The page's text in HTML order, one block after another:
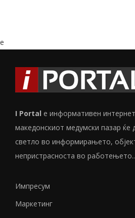
e
I Portal е информативен
македонскиот медумски пазар ќе
светло во информирањето,
непристрасноста во
Импресум
Маркетинг